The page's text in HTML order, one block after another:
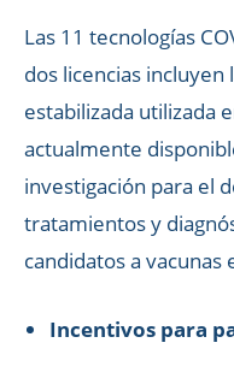
Las 11 tecnologías
dos licencias
estabilizada utilizada
actualmente
investigación para el
tratamientos y
candidatos a vacunas
Incentivos para